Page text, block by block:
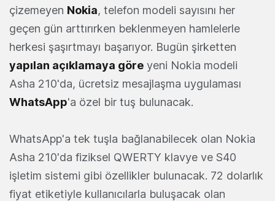
çizemeyen Nokia, telefon modeli sayısını her
geçen gün arttırırken beklenmeyen hamlelerle
herkesi şaşırtmayı başarıyor. Bugün şirketten
yapılan açıklamaya göre yeni Nokia modeli
Asha 210'da, ücretsiz mesajlaşma uygulaması
WhatsApp'a özel bir tuş bulunacak.
WhatsApp'a tek tuşla bağlanabilecek olan Nokia
Asha 210'da fiziksel QWERTY klavye ve S40
işletim sistemi gibi özellikler bulunacak. 72 dolarlık
fiyat etiketiyle kullanıcılarla buluşacak olan